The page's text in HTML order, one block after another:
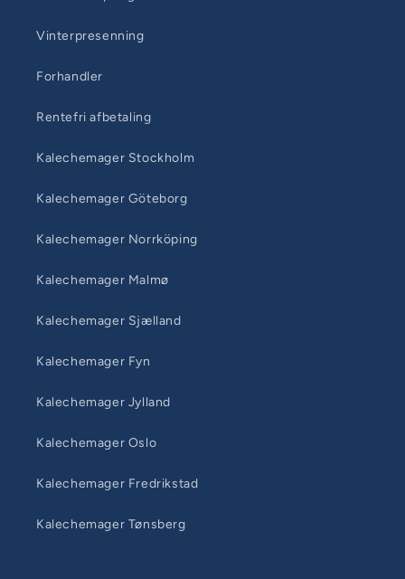
Vinterpresenning
Forhandler
Rentefri afbetaling
Kalechemager Stockholm
Kalechemager Göteborg
Kalechemager Norrköping
Kalechemager Malmø
Kalechemager Sjælland
Kalechemager Fyn
Kalechemager Jylland
Kalechemager Oslo
Kalechemager Fredrikstad
Kalechemager Tønsberg